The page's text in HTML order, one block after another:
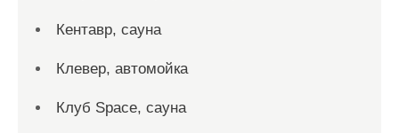
Кентавр, сауна
Клевер, автомойка
Клуб Space, сауна